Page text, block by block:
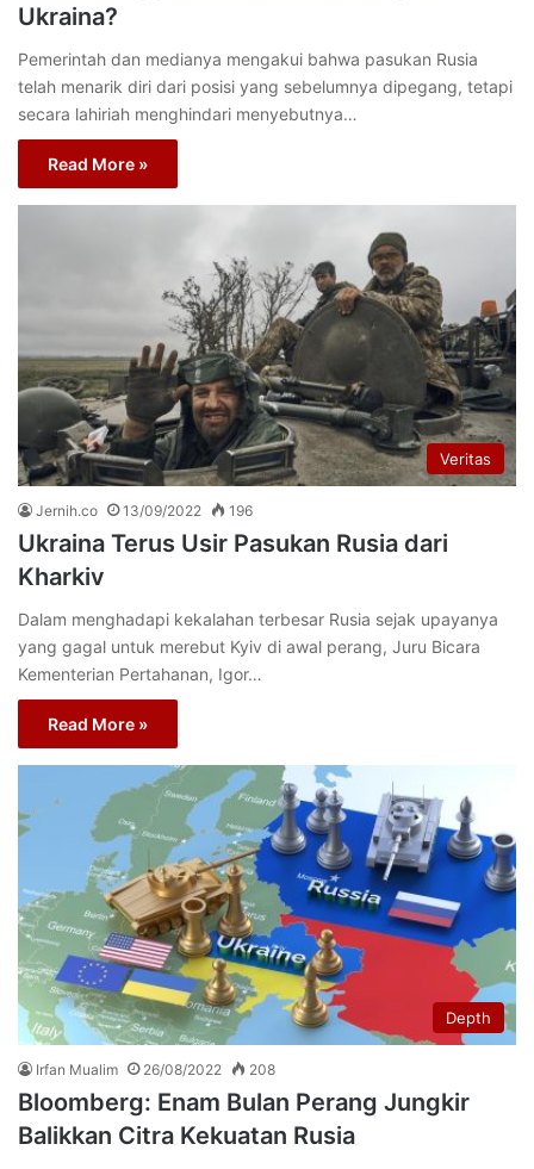
Ukraina?
Pemerintah dan medianya mengakui bahwa pasukan Rusia
telah menarik diri dari posisi yang sebelumnya dipegang, tetapi
secara lahiriah menghindari menyebutnya…
Read More »
Veritas
Jernih.co 13/09/2022 196
Ukraina Terus Usir Pasukan Rusia dari
Kharkiv
Dalam menghadapi kekalahan terbesar Rusia sejak upayanya
yang gagal untuk merebut Kyiv di awal perang, Juru Bicara
Kementerian Pertahanan, Igor…
Read More »
Depth
Irfan Mualim 26/08/2022 208
Bloomberg: Enam Bulan Perang Jungkir
Balikkan Citra Kekuatan Rusia